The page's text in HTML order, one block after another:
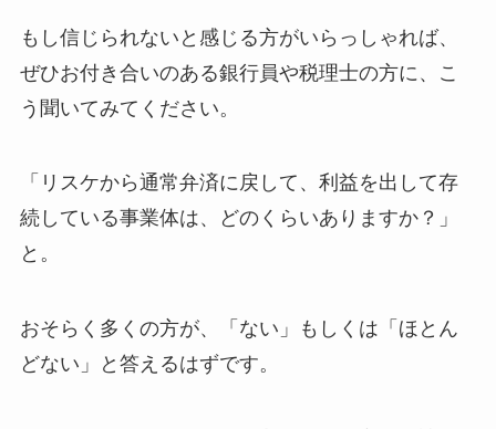
もし信じられないと感じる方がいらっしゃれば、
ぜひお付き合いのある銀行員や税理士の方に、こ
う聞いてみてください。
「リスケから通常弁済に戻して、利益を出して存
続している事業体は、どのくらいありますか？」
と。
おそらく多くの方が、「ない」もしくは「ほとん
どない」と答えるはずです。